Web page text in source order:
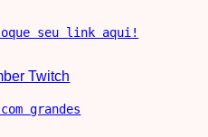
seu link aqui!
Twitch
grandes